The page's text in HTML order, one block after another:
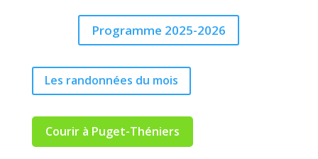
Programme 2025-2026
Les randonnées du mois
Courir à Puget-Théniers